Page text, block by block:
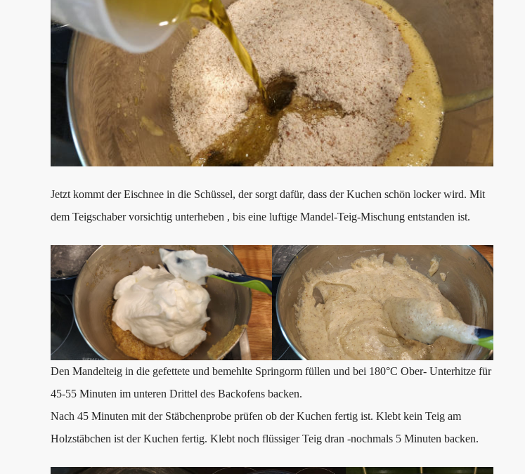
Jetzt kommt der Eischnee in die Schüssel, der sorgt dafür, dass der Kuchen schön locker wird. Mit
dem Teigschaber vorsichtig unterheben , bis eine luftige Mandel-Teig-Mischung entstanden ist.
Den Mandelteig in die gefettete und bemehlte Springorm füllen und bei 180°C Ober- Unterhitze für
45-55 Minuten im unteren Drittel des Backofens backen.
Nach 45 Minuten mit der Stäbchenprobe prüfen ob der Kuchen fertig ist. Klebt kein Teig am
Holzstäbchen ist der Kuchen fertig. Klebt noch flüssiger Teig dran -nochmals 5 Minuten backen.